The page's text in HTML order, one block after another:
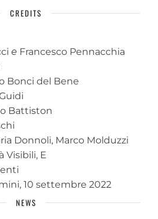
CREDITS
e Francesco Pennacchia
Bonci del Bene
Battiston
Donnoli, Marco Molduzzi
Visibili, E
10 settembre 2022
NEWS